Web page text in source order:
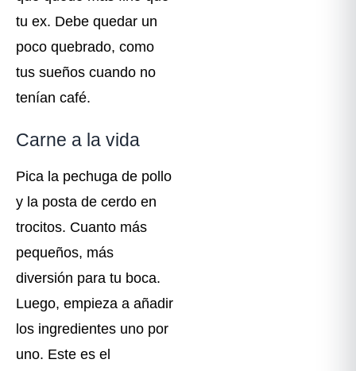
tu ex. Debe quedar un
poco quebrado, como
tus sueños cuando no
tenían café.
Carne a la vida
Pica la pechuga de pollo
y la posta de cerdo en
trocitos. Cuanto más
pequeños, más
diversión para tu boca.
Luego, empieza a añadir
los ingredientes uno por
uno. Este es el